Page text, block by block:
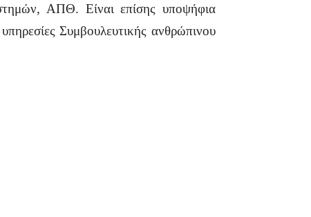
ΑΠΘ. Είναι επίσης υποψήφια
Συμβουλευτικής ανθρώπινου